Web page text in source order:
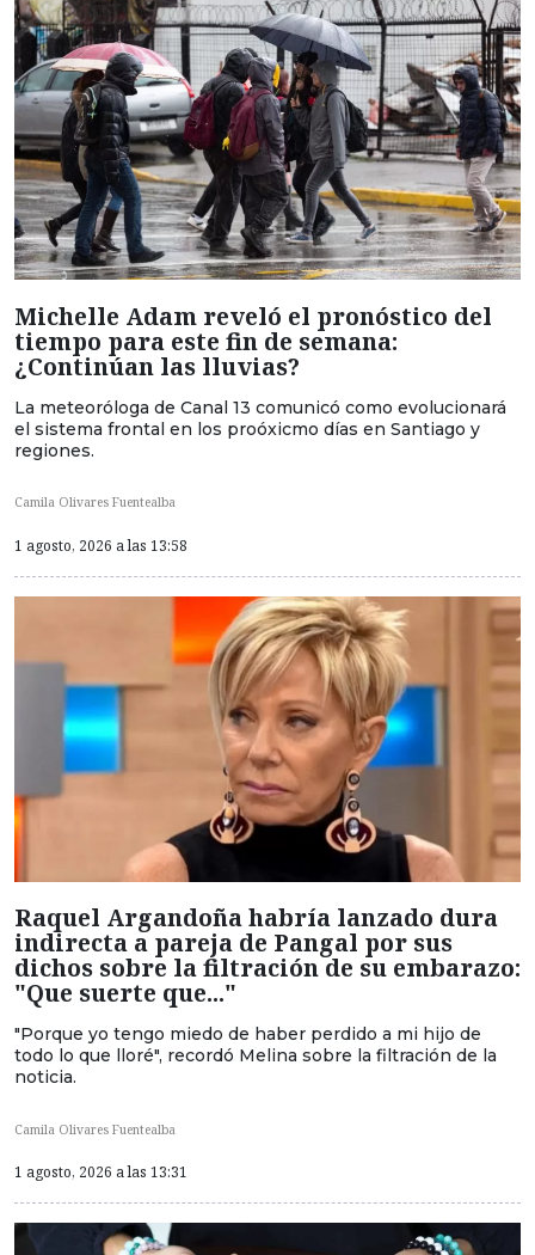
Michelle Adam reveló el pronóstico del
tiempo para este fin de semana:
¿Continúan las lluvias?
La meteoróloga de Canal 13 comunicó como evolucionará
el sistema frontal en los proóxicmo días en Santiago y
regiones.
Camila Olivares Fuentealba
1 agosto, 2026 a las 13:58
Raquel Argandoña habría lanzado dura
indirecta a pareja de Pangal por sus
dichos sobre la filtración de su embarazo:
"Que suerte que..."
"Porque yo tengo miedo de haber perdido a mi hijo de
todo lo que lloré", recordó Melina sobre la filtración de la
noticia.
Camila Olivares Fuentealba
1 agosto, 2026 a las 13:31